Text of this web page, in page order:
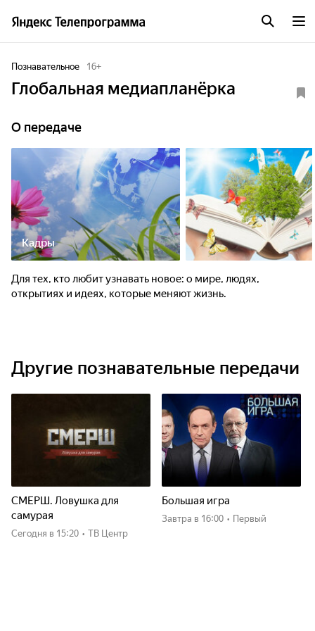
Познавательное 16+
Глобальная медиапланёрка
О передаче
Кадры
Для тех, кто любит узнавать новое: о мире, людях,
открытиях и идеях, которые меняют жизнь.
Другие познавательные передачи
СМЕРШ. Ловушка для
самурая
Сегодня в 15:20 • ТВ Центр
Большая игра
Завтра в 16:00 • Первый